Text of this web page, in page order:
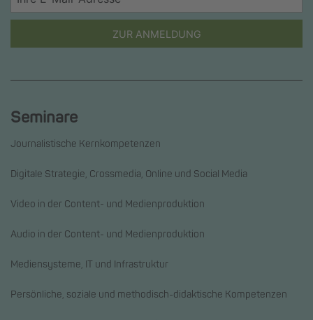
ZUR ANMELDUNG
Seminare
Journalistische Kernkompetenzen
Digitale Strategie, Crossmedia, Online und Social Media
Video in der Content- und Medienproduktion
Audio in der Content- und Medienproduktion
Mediensysteme, IT und Infrastruktur
Persönliche, soziale und methodisch-didaktische Kompetenzen